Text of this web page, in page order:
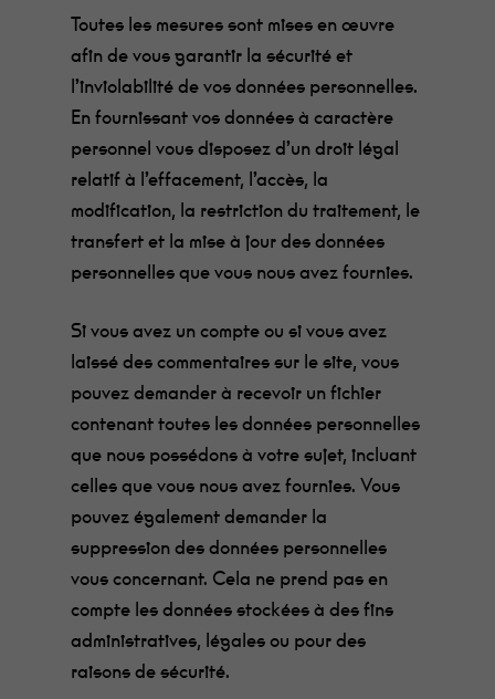
Toutes les mesures sont mises en œuvre
afin de vous garantir la sécurité et
l’inviolabilité de vos données personnelles.
En fournissant vos données à caractère
personnel vous disposez d’un droit légal
relatif à l’effacement, l’accès, la
modification, la restriction du traitement, le
transfert et la mise à jour des données
personnelles que vous nous avez fournies.
Si vous avez un compte ou si vous avez
laissé des commentaires sur le site, vous
pouvez demander à recevoir un fichier
contenant toutes les données personnelles
que nous possédons à votre sujet, incluant
celles que vous nous avez fournies. Vous
pouvez également demander la
suppression des données personnelles
vous concernant. Cela ne prend pas en
compte les données stockées à des fins
administratives, légales ou pour des
raisons de sécurité.
les cuisine, et
ils sont très
bon !
Statistiques
Afin que
nous
puissions
améliorer la
fonctionnalité
et la
structure du
manière dont
est utilisé.
Expérience
Afin que notre
site Web
fonctionne au
mieux lors de
vous refusez
ces cookies,
certaines
fonctionnalités
du site.